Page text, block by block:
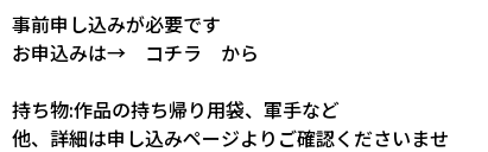
事前申し込みが必要です
お申込みは→ コチラ から
持ち物:作品の持ち帰り用袋、軍手など
他、詳細は申し込みページよりご確認くださいませ